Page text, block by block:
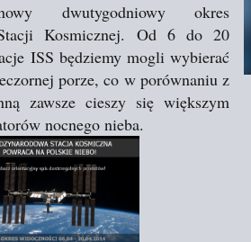
dwutygodniowy okres
Kosmicznej. Od 6 do 20
ISS będziemy mogli wybierać
porze, co w porównaniu z
zawsze cieszy się większym
nocnego nieba.